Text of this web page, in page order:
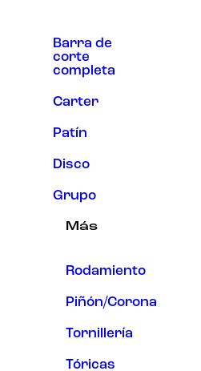
Barra de
corte
completa
Carter
Patín
Disco
Grupo
Más
Rodamiento
Piñón/Corona
Tornillería
Tóricas